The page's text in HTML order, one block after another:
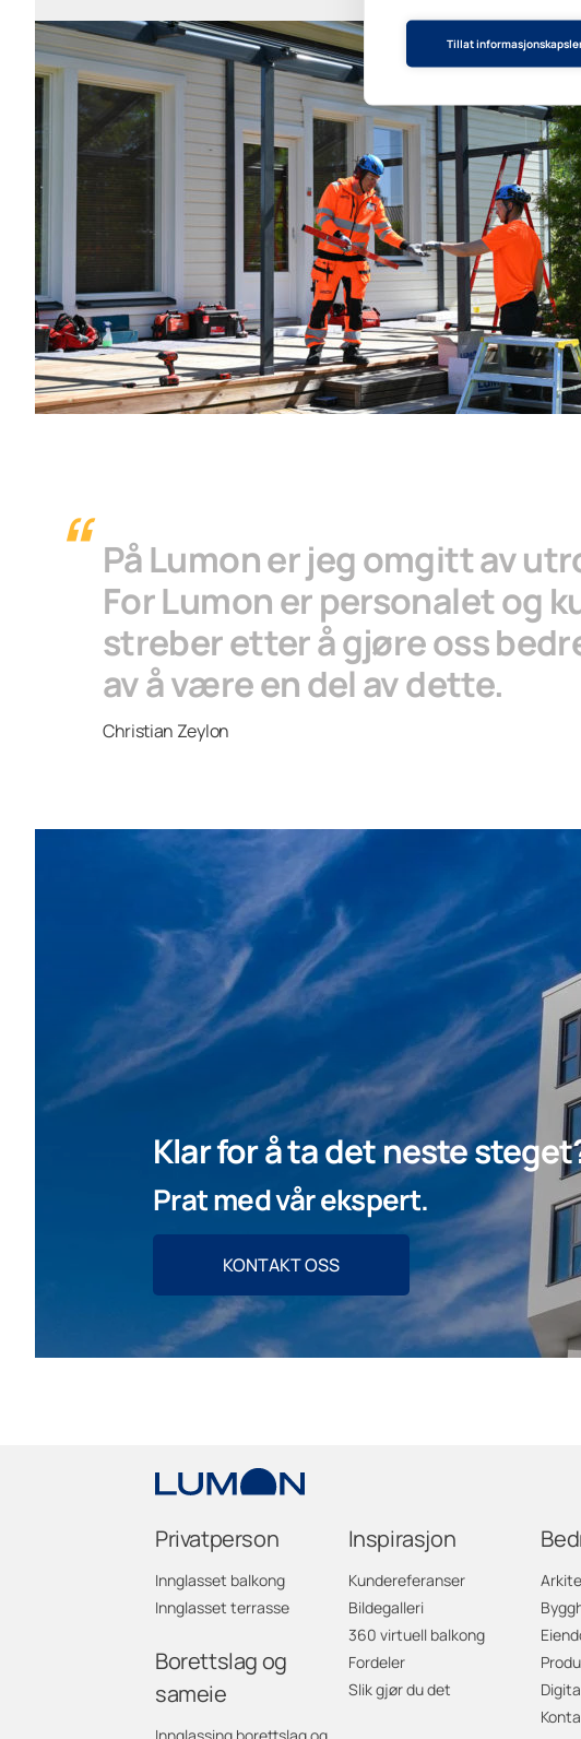
Tillat
På Lumon er jeg omgitt av
For Lumon er personalet og
streber etter å gjøre oss
av å være en del av dette.
Christian Zeylon
Klar for å ta det neste
Prat med vår ekspert.
KONTAKT OSS
Privatperson
Innglasset balkong
Innglasset terrasse
Borettslag og
sameie
Innglassing borettslag og
Inspirasjon
Kundereferanser
Bildegalleri
360 virtuell balkong
Fordeler
Slik gjør du det